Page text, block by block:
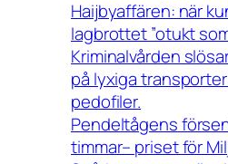
Haijbyaffären: när
lagbrottet ”otukt
Kriminalvården
på lyxiga
pedofiler.
Pendeltågens
timmar– priset för